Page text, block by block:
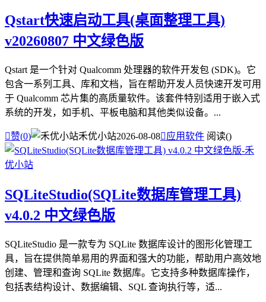
Qstart快速启动工具(桌面整理工具)
v20260807 中文绿色版
Qstart 是一个针对 Qualcomm 处理器的软件开发包 (SDK)。它
包含一系列工具、库和文档，旨在帮助开发人员快速开发可用
于 Qualcomm 芯片集的高质量软件。该套件特别适用于嵌入式
系统的开发，如手机、平板电脑和其他类似设备。...
赞(0) 禾优小站2026-08-08应用软件 阅读()
SQLiteStudio(SQLite数据库管理工具)
v4.0.2 中文绿色版
SQLiteStudio 是一款专为 SQLite 数据库设计的图形化管理工
具，旨在提供简单易用的界面和强大的功能，帮助用户高效地
创建、管理和查询 SQLite 数据库。它支持多种数据库操作，
包括表结构设计、数据编辑、SQL 查询执行等，适...